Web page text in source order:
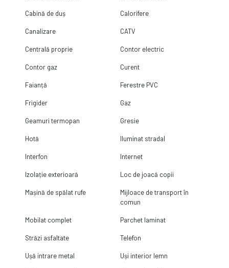
Cabină de duș Calorifere
Canalizare CATV
Centrală proprie Contor electric
Contor gaz Curent
Faianță Ferestre PVC
Frigider Gaz
Geamuri termopan Gresie
Hotă Iluminat stradal
Interfon Internet
Izolație exterioară Loc de joacă copii
Mașină de spălat rufe
Mijloace de transport în
comun
Mobilat complet Parchet laminat
Străzi asfaltate Telefon
Ușă intrare metal Uși interior lemn